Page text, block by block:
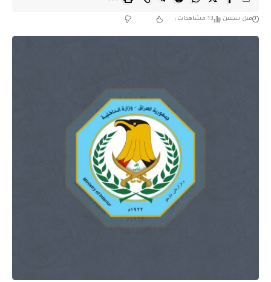
قبل سنتين 13 مشاهدات